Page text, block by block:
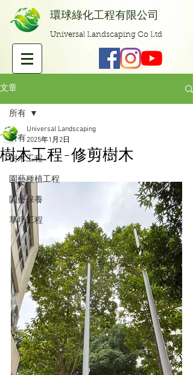
​環球綠化工程有限公司
Universal Landscaping Co Ltd
文章
所有
樹木工程
園藝種植工程
園藝保養
草坪工程
所有
樹木工程-修剪樹木
Universal Landscaping
2025年1月2日